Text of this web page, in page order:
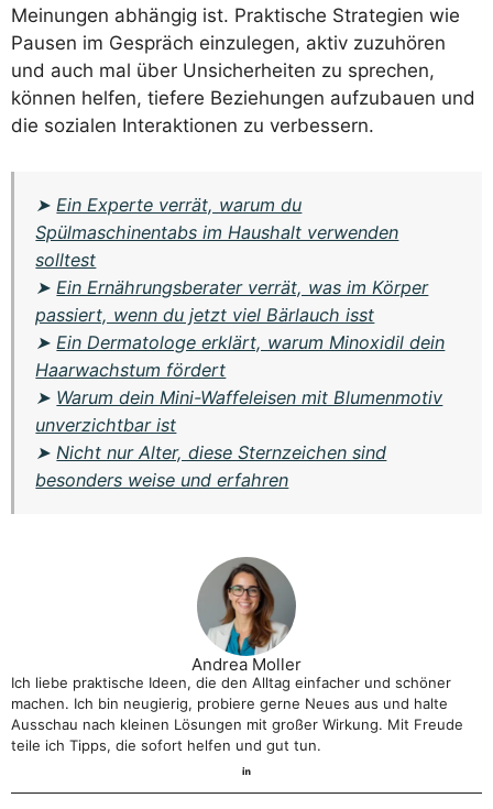
Meinungen abhängig ist. Praktische Strategien wie
Pausen im Gespräch einzulegen, aktiv zuzuhören
und auch mal über Unsicherheiten zu sprechen,
können helfen, tiefere Beziehungen aufzubauen und
die sozialen Interaktionen zu verbessern.
➤ Ein Experte verrät, warum du
Spülmaschinentabs im Haushalt verwenden
solltest
➤ Ein Ernährungsberater verrät, was im Körper
passiert, wenn du jetzt viel Bärlauch isst
➤ Ein Dermatologe erklärt, warum Minoxidil dein
Haarwachstum fördert
➤ Warum dein Mini-Waffeleisen mit Blumenmotiv
unverzichtbar ist
➤ Nicht nur Alter, diese Sternzeichen sind
besonders weise und erfahren
Andrea Moller
Ich liebe praktische Ideen, die den Alltag einfacher und schöner
machen. Ich bin neugierig, probiere gerne Neues aus und halte
Ausschau nach kleinen Lösungen mit großer Wirkung. Mit Freude
teile ich Tipps, die sofort helfen und gut tun.